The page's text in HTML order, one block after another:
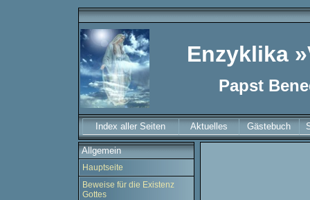
Enzyklika
Papst
Index aller Seiten Aktuelles Gästebuch
Allgemein
Hauptseite
Beweise für die Existenz
Gottes